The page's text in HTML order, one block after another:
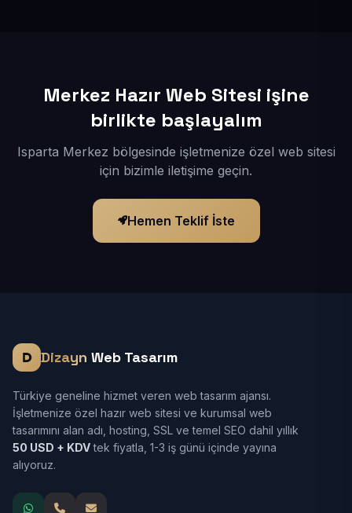
Merkez Hazır Web Sitesi işine
birlikte başlayalım
Isparta Merkez bölgesinde işletmenize özel web sitesi
için bizimle iletişime geçin.
Hemen Teklif İste
Dizayn Web Tasarım
Türkiye geneline hizmet veren web tasarım ajansı.
İşletmenize özel hazır web sitesi ve kurumsal web
tasarımını alan adı, hosting, SSL ve temel SEO dahil yıllık
50 USD + KDVtek fiyatla, 1-3 iş günü içinde yayına
alıyoruz.